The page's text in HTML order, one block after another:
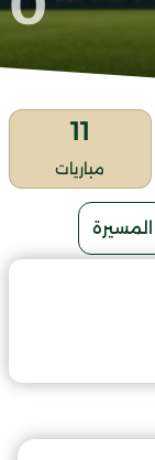
11
مباريات
المسيرة